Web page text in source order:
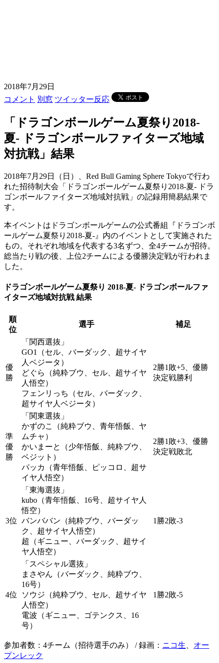
2018年7月29日
コメント 別窓 ツイッター反応
「ドラゴンボールゲーム夏祭り2018-
夏- ドラゴンボールファイターズ地域
対抗戦」結果
2018年7月29日（日）、Red Bull Gaming Sphere Tokyoで行わ
れた招待制大会「ドラゴンボールゲーム夏祭り2018-夏- ドラ
ゴンボールファイターズ地域対抗戦」の記録用簡易結果で
す。
本イベントはドラゴンボールゲームの公式番組『ドラゴンボ
ールゲーム夏祭り2018-夏-』内のイベントとして実施された
もの。それぞれ地域を代表する3名ずつ、全4チームが招待。
総当たり戦の後、上位2チームによる優勝決定戦が行われま
した。
ドラゴンボールゲーム夏祭り 2018-夏- ドラゴンボールファ
イターズ地域対抗戦 結果
順
位
選手 補足
優
勝
「関西選抜」
GO1（セル、バーダック、超サイヤ
人ベジータ）
どぐら（純粋ブウ、セル、超サイヤ
人悟空）
フェンリっち（セル、バーダック、
超サイヤ人ベジータ）
2勝1敗+5、優勝
決定戦勝利
準
優
勝
「関東選抜」
かずのこ（純粋ブウ、青年悟飯、ヤ
ムチャ）
かいまーと（少年悟飯、純粋ブウ、
ベジット）
パッカ（青年悟飯、ピッコロ、超サ
イヤ人悟空）
2勝1敗+3、優勝
決定戦敗北
3位
「東海選抜」
kubo（青年悟飯、16号、超サイヤ人
悟空）
バンババン（純粋ブウ、バーダッ
ク、超サイヤ人悟空）
超（ギニュー、バーダック、超サイ
ヤ人悟空）
1勝2敗-3
4位
「スペシャル選抜」
まさやん（バーダック、純粋ブウ、
16号）
ソウジ（純粋ブウ、セル、超サイヤ
人悟空）
電波（ギニュー、ゴテンクス、16
号）
1勝2敗-5
参加者数：4チーム（招待選手のみ） / 録画： ニコ生
オー
プンレック